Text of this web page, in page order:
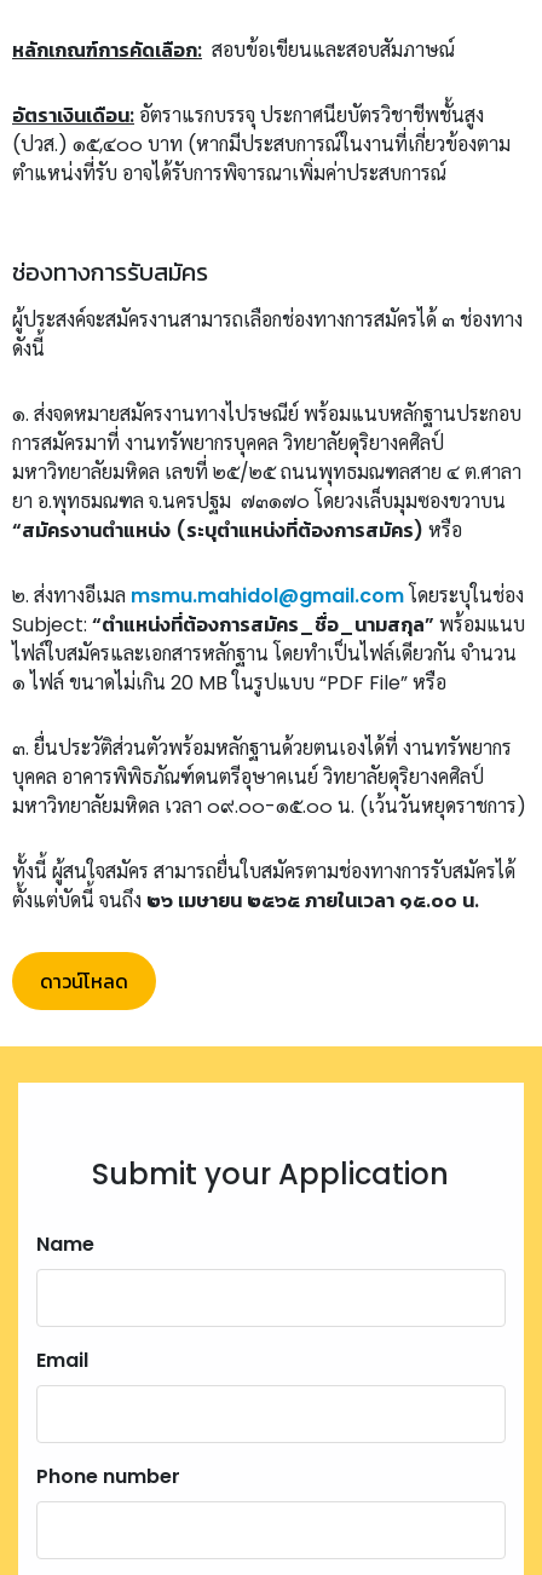
หลักเกณฑ์การคัดเลือก: สอบข้อเขียนและสอบสัมภาษณ์
อัตราเงินเดือน: อัตราแรกบรรจุ ประกาศนียบัตรวิชาชีพชั้นสูง
(ปวส.) ๑๕,๔๐๐ บาท (หากมีประสบการณ์ในงานที่เกี่ยวข้องตาม
ตำแหน่งที่รับ อาจได้รับการพิจารณาเพิ่มค่าประสบการณ์
ช่องทางการรับสมัคร
ผู้ประสงค์จะสมัครงานสามารถเลือกช่องทางการสมัครได้ ๓ ช่องทาง
ดังนี้
๑. ส่งจดหมายสมัครงานทางไปรษณีย์ พร้อมแนบหลักฐานประกอบ
การสมัครมาที่ งานทรัพยากรบุคคล วิทยาลัยดุริยางคศิลป์
มหาวิทยาลัยมหิดล เลขที่ ๒๕/๒๕ ถนนพุทธมณฑลสาย ๔ ต.ศาลา
ยา อ.พุทธมณฑล จ.นครปฐม ๗๓๑๗๐ โดยวงเล็บมุมซองขวาบน
“สมัครงานตำแหน่ง (ระบุตำแหน่งที่ต้องการสมัคร) หรือ
๒. ส่งทางอีเมล msmu.mahidol@gmail.comโดยระบุในช่อง
Subject: “ตำแหน่งที่ต้องการสมัคร_ชื่อ_นามสกุล” พร้อมแนบ
ไฟล์ใบสมัครและเอกสารหลักฐาน โดยทำเป็นไฟล์เดียวกัน จำนวน
๑ ไฟล์ ขนาดไม่เกิน 20 MB ในรูปแบบ “PDF File” หรือ
๓. ยื่นประวัติส่วนตัวพร้อมหลักฐานด้วยตนเองได้ที่ งานทรัพยากร
บุคคล อาคารพิพิธภัณฑ์ดนตรีอุษาคเนย์ วิทยาลัยดุริยางคศิลป์
มหาวิทยาลัยมหิดล เวลา ๐๙.๐๐-๑๕.๐๐ น. (เว้นวันหยุดราชการ)
ทั้งนี้ ผู้สนใจสมัคร สามารถยื่นใบสมัครตามช่องทางการรับสมัครได้
ตั้งแต่บัดนี้ จนถึง ๒๖ เมษายน ๒๕๖๕ ภายในเวลา ๑๕.๐๐ น.
ดาวน์โหลด
Submit your Application
Name
Email
Phone number